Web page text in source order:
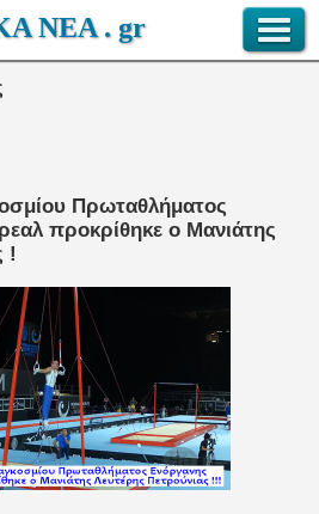
ΝΕΑ . gr
Πρωταθλήματος
προκρίθηκε ο Μανιάτης
!